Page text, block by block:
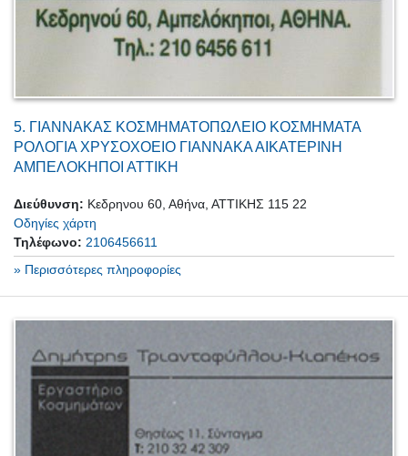
5. ΓΙΑΝΝΑΚΑΣ ΚΟΣΜΗΜΑΤΟΠΩΛΕΙΟ ΚΟΣΜΗΜΑΤΑ
ΡΟΛΟΓΙΑ ΧΡΥΣΟΧΟΕΙΟ ΓΙΑΝΝΑΚΑ ΑΙΚΑΤΕΡΙΝΗ
ΑΜΠΕΛΟΚΗΠΟΙ ΑΤΤΙΚΗ
Διεύθυνση: Κεδρηνου 60, Αθήνα, ΑΤΤΙΚΗΣ 115 22
Οδηγίες χάρτη
Τηλέφωνο: 2106456611
» Περισσότερες πληροφορίες